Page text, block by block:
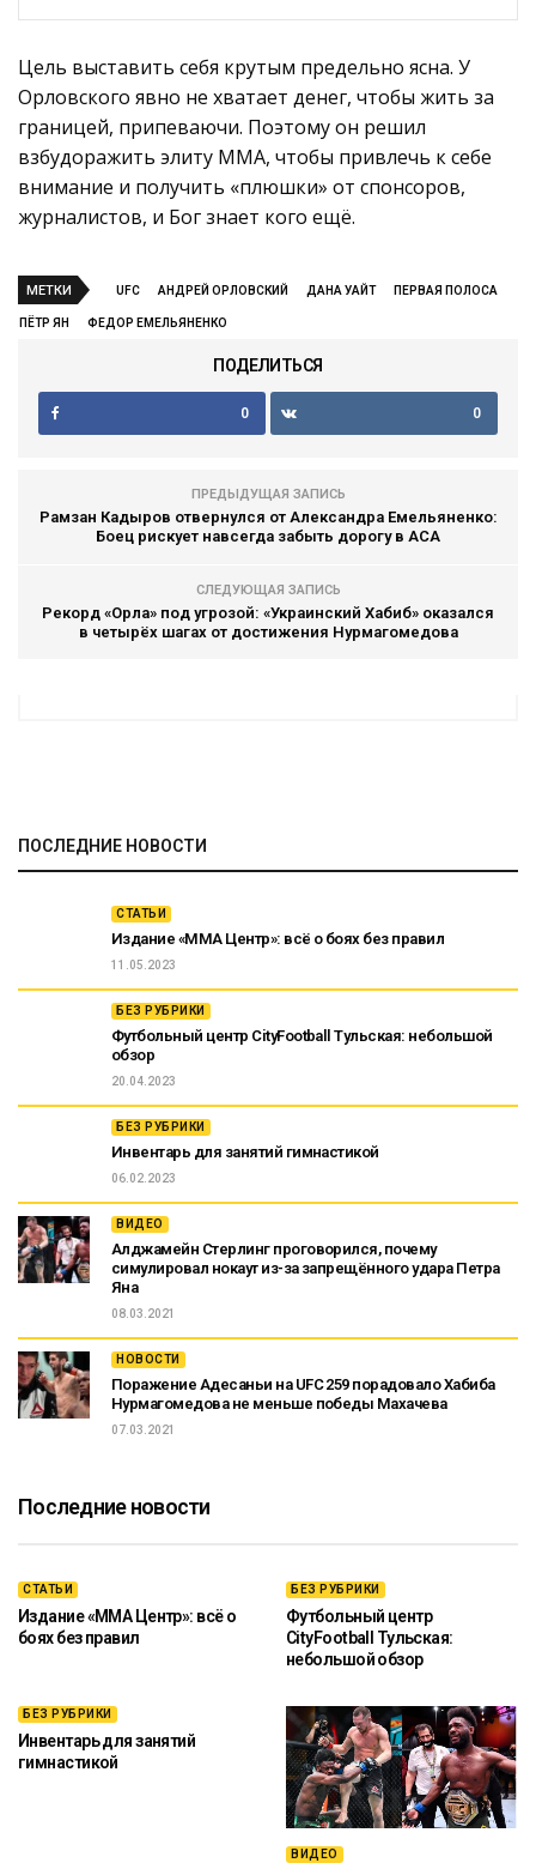
Цель выставить себя крутым предельно ясна. У
Орловского явно не хватает денег, чтобы жить за
границей, припеваючи. Поэтому он решил
взбудоражить элиту ММА, чтобы привлечь к себе
внимание и получить «плюшки» от спонсоров,
журналистов, и Бог знает кого ещё.
МЕТКИ UFC АНДРЕЙ ОРЛОВСКИЙ ДАНА УАЙТ ПЕРВАЯ ПОЛОСА
ПЁТР ЯН ФЕДОР ЕМЕЛЬЯНЕНКО
ПОДЕЛИТЬСЯ
0 0
ПРЕДЫДУЩАЯ ЗАПИСЬ
Рамзан Кадыров отвернулся от Александра Емельяненко:
Боец рискует навсегда забыть дорогу в АСА
СЛЕДУЮЩАЯ ЗАПИСЬ
Рекорд «Орла» под угрозой: «Украинский Хабиб» оказался
в четырёх шагах от достижения Нурмагомедова
ПОСЛЕДНИЕ НОВОСТИ
СТАТЬИ
Издание «ММА Центр»: всё о боях без правил
11.05.2023
БЕЗ РУБРИКИ
Футбольный центр CityFootball Тульская: небольшой
обзор
20.04.2023
БЕЗ РУБРИКИ
Инвентарь для занятий гимнастикой
06.02.2023
ВИДЕО
Алджамейн Стерлинг проговорился, почему
симулировал нокаут из-за запрещённого удара Петра
Яна
08.03.2021
НОВОСТИ
Поражение Адесаньи на UFC 259 порадовало Хабиба
Нурмагомедова не меньше победы Махачева
07.03.2021
Последние новости
СТАТЬИ
Издание «ММА Центр»: всё о
боях без правил
БЕЗ РУБРИКИ
Футбольный центр
CityFootball Тульская:
небольшой обзор
БЕЗ РУБРИКИ
Инвентарь для занятий
гимнастикой
ВИДЕО